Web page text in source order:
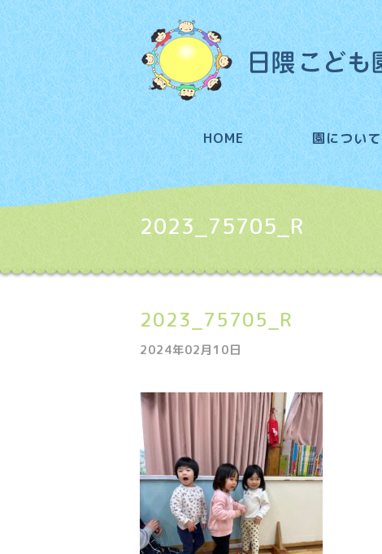
HOME 園について
2023_75705_R
2023_75705_R
2024年02月10日